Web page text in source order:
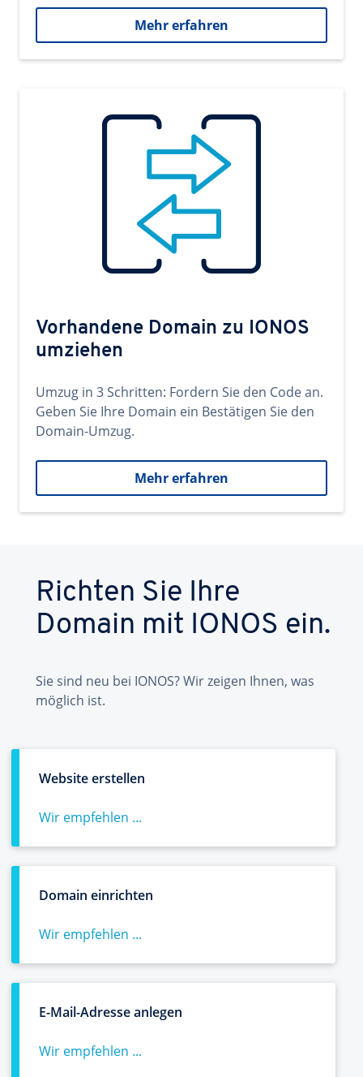
Mehr erfahren
Vorhandene Domain zu IONOS
umziehen
Umzug in 3 Schritten: Fordern Sie den Code an.
Geben Sie Ihre Domain ein Bestätigen Sie den
Domain-Umzug.
Mehr erfahren
Richten Sie Ihre
Domain mit IONOS ein.
Sie sind neu bei IONOS? Wir zeigen Ihnen, was
möglich ist.
Website erstellen
Wir empfehlen ...
Domain einrichten
Wir empfehlen ...
E-Mail-Adresse anlegen
Wir empfehlen ...